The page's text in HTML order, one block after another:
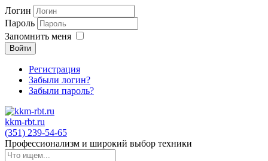
Логин
Пароль
Запомнить меня
Войти
Регистрация
Забыли логин?
Забыли пароль?
kkm-rbt.ru
(351) 239-54-65
Профессионализм и широкий выбор техники